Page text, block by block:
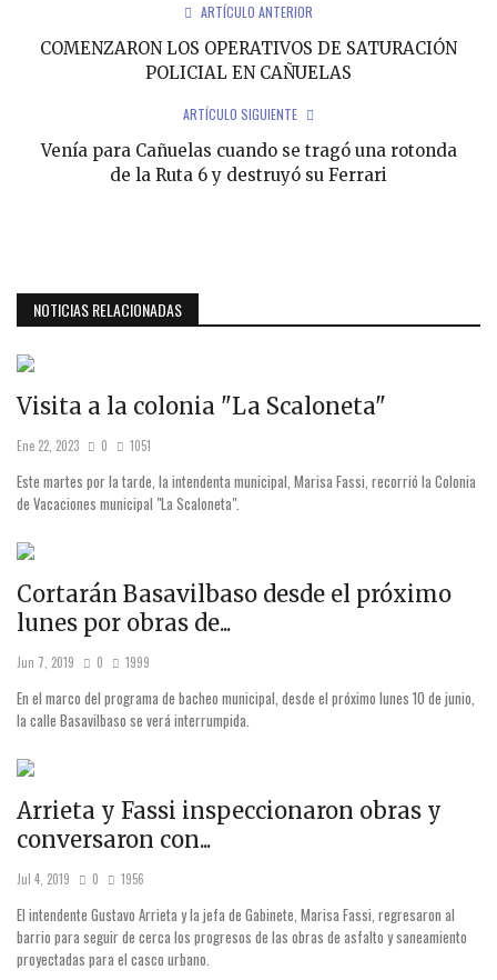
ARTÍCULO ANTERIOR
COMENZARON LOS OPERATIVOS DE SATURACIÓN
POLICIAL EN CAÑUELAS
ARTÍCULO SIGUIENTE
Venía para Cañuelas cuando se tragó una rotonda
de la Ruta 6 y destruyó su Ferrari
NOTICIAS RELACIONADAS
Visita a la colonia "La Scaloneta"
Ene 22, 2023 0 1051
Este martes por la tarde, la intendenta municipal, Marisa Fassi, recorrió la Colonia
de Vacaciones municipal "La Scaloneta".
Cortarán Basavilbaso desde el próximo
lunes por obras de...
Jun 7, 2019 0 1999
En el marco del programa de bacheo municipal, desde el próximo lunes 10 de junio,
la calle Basavilbaso se verá interrumpida.
Arrieta y Fassi inspeccionaron obras y
conversaron con...
Jul 4, 2019 0 1956
El intendente Gustavo Arrieta y la jefa de Gabinete, Marisa Fassi, regresaron al
barrio para seguir de cerca los progresos de las obras de asfalto y saneamiento
proyectadas para el casco urbano.